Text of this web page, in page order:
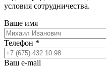
условия сотрудничества.
Ваше имя
Телефон *
Ваш e-mail